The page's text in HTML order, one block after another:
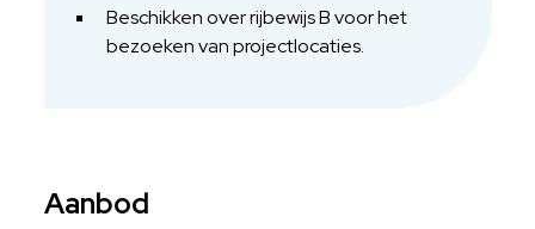
Beschikken over rijbewijs B voor het
bezoeken van projectlocaties.
Aanbod